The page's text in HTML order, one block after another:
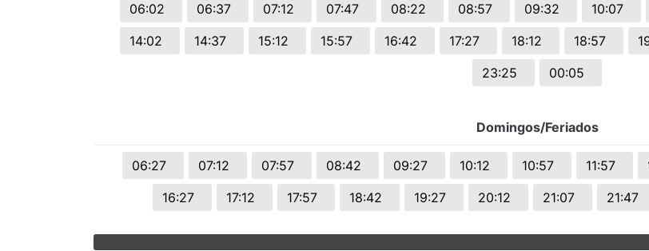
06:02 06:37 07:12 07:47 08:22 08:57 09:32 10:07
14:02
14:37 15:12 15:57 16:42 17:27 18:12 18:57
23:25
00:05
Domingos/Feriados
06:27 07:12 07:57 08:42 09:27 10:12 10:57 11:57
16:27
17:12 17:57 18:42 19:27 20:12 21:07 21:47